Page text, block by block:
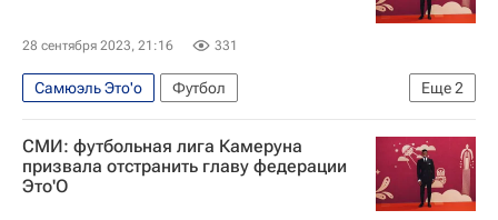
28 сентября 2023, 21:16 331
Еще2
Самюэль Это'о
Футбол
Международная федерация футбола (ФИФА)
Джанни Инфантино
СМИ: футбольная лига Камеруна
призвала отстранить главу федерации
Это'О